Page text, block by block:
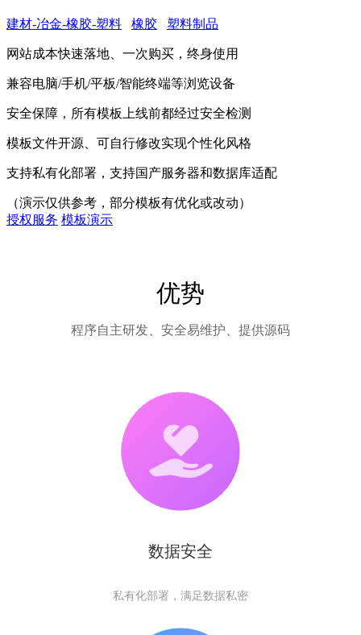
建材-冶金-橡胶-塑料 橡胶 塑料制品
网站成本快速落地、一次购买，终身使用
兼容电脑/手机/平板/智能终端等浏览设备
安全保障，所有模板上线前都经过安全检测
模板文件开源、可自行修改实现个性化风格
支持私有化部署，支持国产服务器和数据库适配
（演示仅供参考，部分模板有优化或改动）
授权服务 模板演示
优势
程序自主研发、安全易维护、提供源码
数据安全
私有化部署，满足数据私密